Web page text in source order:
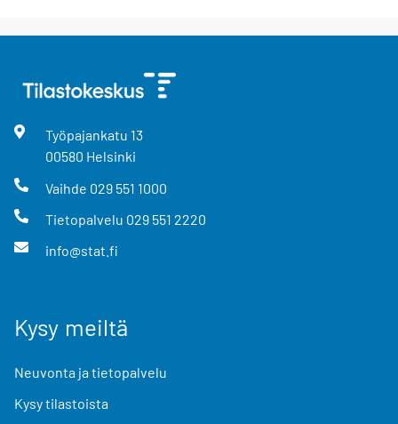
Työpajankatu 13
00580 Helsinki
Vaihde 029 551 1000
Tietopalvelu 029 551 2220
info@stat.fi
Kysy meiltä
Neuvonta ja tietopalvelu
Kysy tilastoista